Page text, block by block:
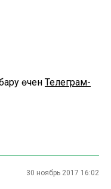
өчен Телеграм-
30 ноябрь 2017 16:02